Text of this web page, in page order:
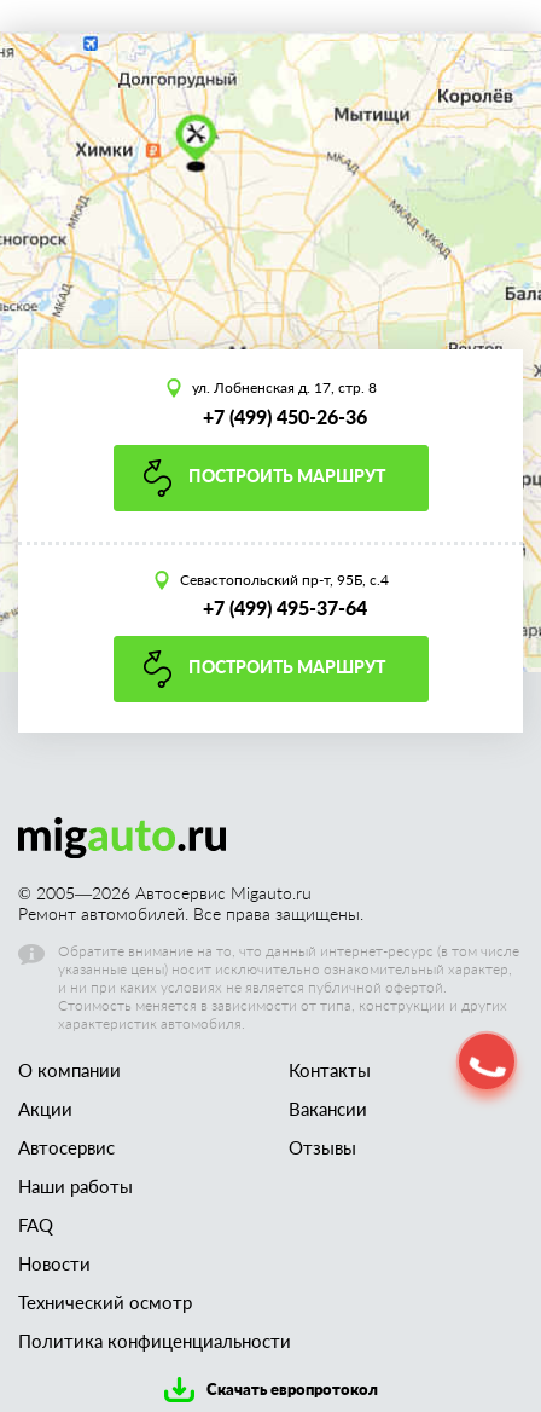
ул. Лобненская д. 17, стр. 8
+7 (499) 450-26-36
ПОСТРОИТЬ МАРШРУТ
Севастопольский пр-т, 95Б, с.4
+7 (499) 495-37-64
ПОСТРОИТЬ МАРШРУТ
© 2005—2026 Автосервис Migauto.ru
Ремонт автомобилей. Все права защищены.
Обратите внимание на то, что данный интернет-ресурс (в том числе
указанные цены) носит исключительно ознакомительный характер,
и ни при каких условиях не является публичной офертой.
Стоимость меняется в зависимости от типа, конструкции и других
характеристик автомобиля.
О компании
Акции
Автосервис
Наши работы
Контакты
Вакансии
Отзывы
FAQ
Новости
Технический осмотр
Политика конфиценциальности
Скачать европротокол